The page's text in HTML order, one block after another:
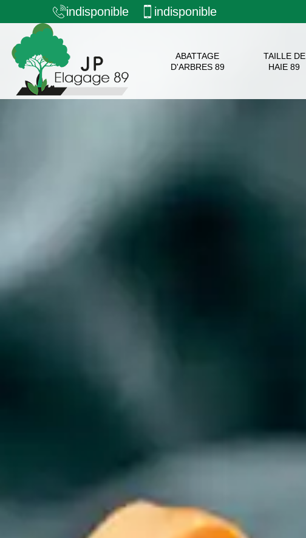
indisponible indisponible
ABATTAGE
D'ARBRES 89
TAILLE DE
HAIE 89